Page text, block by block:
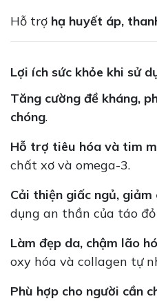
Hỗ trợ hạ huyết áp,
Lợi ích sức khỏe khi sử
Tăng cường đề kháng,
chóng.
Hỗ trợ tiêu hóa và tim
chất xơ và omega-3.
Cải thiện giấc ngủ, giảm
dụng an thần của táo
Làm đẹp da, chậm lão
oxy hóa và collagen tự
Phù hợp cho người cần